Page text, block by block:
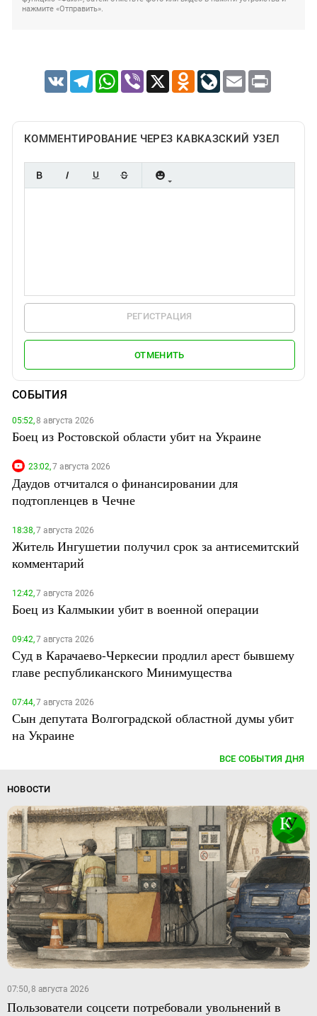
нажмите «Отправить».
VK TelegramWhatsApp
Viber X Odnoklassniki
LiveJournal
Email Print
КОММЕНТИРОВАНИЕ ЧЕРЕЗ КАВКАЗСКИЙ УЗЕЛ
РЕГИСТРАЦИЯ
ОТМЕНИТЬ
СОБЫТИЯ
05:52,8 августа 2026
Боец из Ростовской области убит на Украине
23:02,7 августа 2026
Даудов отчитался о финансировании для
подтопленцев в Чечне
18:38,7 августа 2026
Житель Ингушетии получил срок за антисемитский
комментарий
12:42,7 августа 2026
Боец из Калмыкии убит в военной операции
09:42,7 августа 2026
Суд в Карачаево-Черкесии продлил арест бывшему
главе республиканского Минимущества
07:44,7 августа 2026
Сын депутата Волгоградской областной думы убит
на Украине
ВСЕ СОБЫТИЯ ДНЯ
НОВОСТИ
07:50, 8 августа 2026
Пользователи соцсети потребовали увольнений в